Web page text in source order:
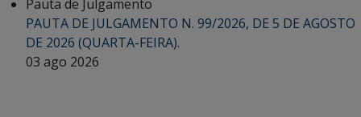
Pauta de Julgamento
PAUTA DE JULGAMENTO N. 99/2026, DE 5 DE AGOSTO
DE 2026 (QUARTA-FEIRA).
03 ago 2026